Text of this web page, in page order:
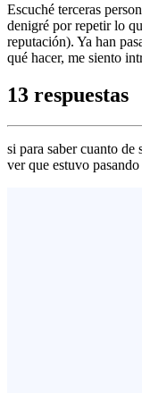
Escuché terceras
denigré por repetir lo
reputación). Ya han
qué hacer, me siento
13 respuestas
si para saber cuanto de
ver que estuvo